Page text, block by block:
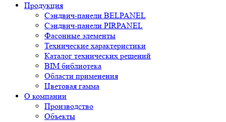
Продукция
Сэндвич-панели BELPANEL
Сэндвич-панели PIRPANEL
Фасонные элементы
Технические характеристики
Каталог технических решений
BIM библиотека
Области применения
Цветовая гамма
О компании
Производство
Объекты